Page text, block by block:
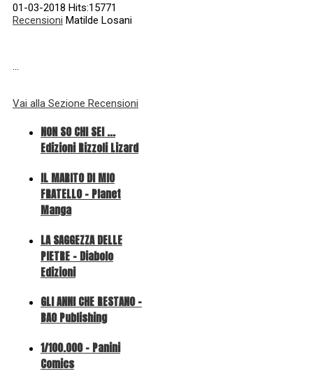
01-03-2018 Hits:15771
Recensioni Matilde Losani
...
Vai alla Sezione Recensioni
NON SO CHI SEI ...
Edizioni Rizzoli Lizard
IL MARITO DI MIO
FRATELLO - Planet
Manga
LA SAGGEZZA DELLE
PIETRE - Diabolo
Edizioni
GLI ANNI CHE RESTANO -
BAO Publishing
1/100.000 - Panini
Comics